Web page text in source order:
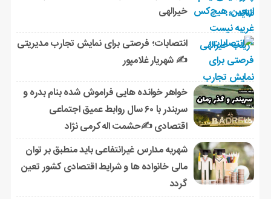
خیرالهی
انتصابات؛ فرصتی برای نمایش تجارب مدیریتی
✍ شهریار غلامپور
خواهر خوانده هایی فراموش شده بنام بدره و
سربندر با ۶۰ سال روابط عمیق اجتماعی
اقتصادی ✍حشمت اله کرمی نژاد
شهریه مدارس غیرانتفاعی باید منطبق بر توان
مالی خانواده ها و شرایط اقتصادی کشور تعین
گردد